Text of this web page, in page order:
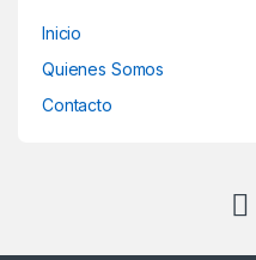
Inicio
Quienes Somos
Contacto